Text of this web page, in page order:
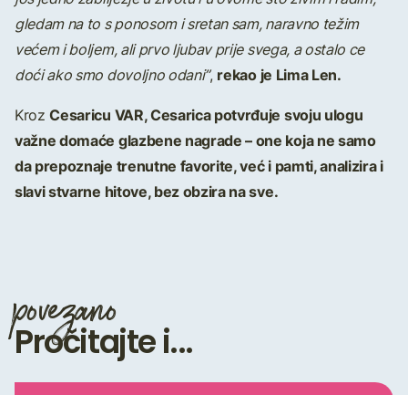
gledam na to s ponosom i sretan sam, naravno težim
većem i boljem, ali prvo ljubav prije svega, a ostalo ce
doći ako smo dovoljno odani”, rekao je Lima Len.
KrozCesaricu VAR, Cesarica potvrđuje svoju ulogu
važne domaće glazbene nagrade – one koja ne samo
da prepoznaje trenutne favorite, već i pamti, analizira i
slavi stvarne hitove, bez obzira na sve.
povezano
Pročitajte i...